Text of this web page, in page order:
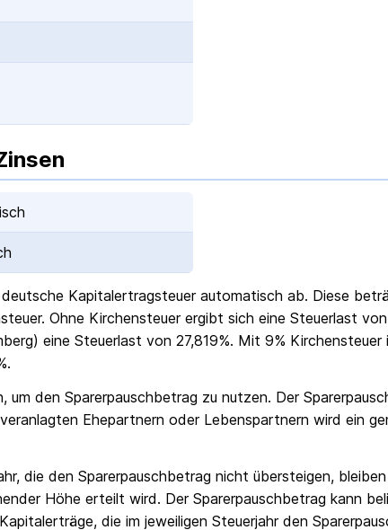
Kapital­ertrag­steuer automatisch ab. Diese
Ohne Kirchensteuer ergibt sich eine Steuerlast
eine Steuerlast von 27,819%. Mit 9% Kirchensteuer
um den Sparer­pausch­betrag zu nutzen. Der
Ehepartnern oder Lebenspartnern wird ein
die den Sparer­pausch­betrag nicht übersteigen,
Höhe erteilt wird. Der Sparer­pausch­betrag kann
die im jeweiligen Steuerjahr den